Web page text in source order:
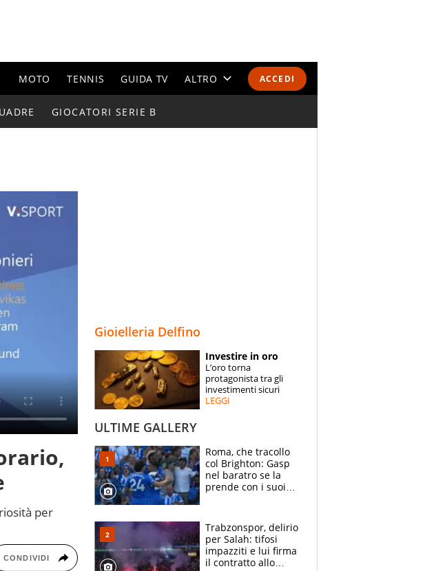
ACCEDI
MOTO TENNIS GUIDA TV ALTRO
ESPERTI
CONTATTI
GIOCATORI SERIE B
per
CONDIVIDI
Gioielleria Delfino
Investire in oro
L’oro torna
protagonista tra gli
investimenti sicuri
LEGGI
ULTIME GALLERY
Roma, che tracollo
col Brighton: Gasp
nel baratro se la
prende con i suoi
Trabzonspor, delirio
per Salah: tifosi
impazziti e lui firma
il contratto allo